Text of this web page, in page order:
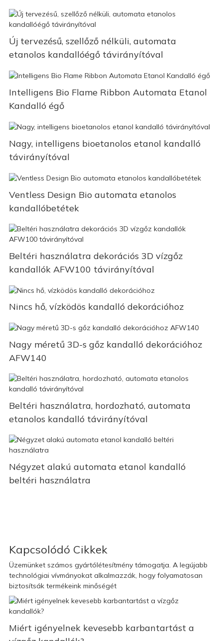
Új tervezésű, szellőző nélküli, automata
etanolos kandallóégő távirányítóval
Intelligens Bio Flame Ribbon Automata Etanol
Kandalló égő
Nagy, intelligens bioetanolos etanol kandalló
távirányítóval
Ventless Design Bio automata etanolos
kandallóbetétek
Beltéri használatra dekorációs 3D vízgőz
kandallók AFW100 távirányítóval
Nincs hő, vízködös kandalló dekorációhoz
Nagy méretű 3D-s gőz kandalló dekorációhoz
AFW140
Beltéri használatra, hordozható, automata
etanolos kandalló távirányítóval
Négyzet alakú automata etanol kandalló
beltéri használatra
Kapcsolódó Cikkek
Üzemünket számos gyártólétesítmény támogatja. A legújabb
technológiai vívmányokat alkalmazzák, hogy folyamatosan
biztosítsák termékeink minőségét
Miért igényelnek kevesebb karbantartást a